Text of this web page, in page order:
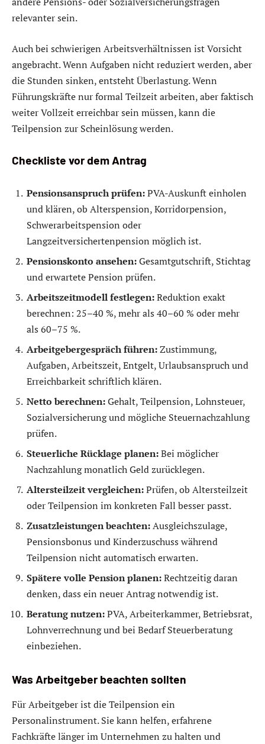
relevanter sein.
Auch bei schwierigen Arbeitsverhältnissen ist Vorsicht
angebracht. Wenn Aufgaben nicht reduziert werden, aber
die Stunden sinken, entsteht Überlastung. Wenn
Führungskräfte nur formal Teilzeit arbeiten, aber faktisch
weiter Vollzeit erreichbar sein müssen, kann die
Teilpension zur Scheinlösung werden.
Checkliste vor dem Antrag
Pensionsanspruch prüfen:PVA-Auskunft einholen
und klären, ob Alterspension, Korridorpension,
Schwerarbeitspension oder
Langzeitversichertenpension möglich ist.
Pensionskonto ansehen:Gesamtgutschrift, Stichtag
und erwartete Pension prüfen.
Arbeitszeitmodell festlegen:Reduktion exakt
berechnen: 25–40 %, mehr als 40–60 % oder mehr
als 60–75 %.
Arbeitgebergespräch führen:Zustimmung,
Aufgaben, Arbeitszeit, Entgelt, Urlaubsanspruch und
Erreichbarkeit schriftlich klären.
Netto berechnen:Gehalt, Teilpension, Lohnsteuer,
Sozialversicherung und mögliche Steuernachzahlung
prüfen.
Steuerliche Rücklage planen:Bei möglicher
Nachzahlung monatlich Geld zurücklegen.
Altersteilzeit vergleichen:Prüfen, ob Altersteilzeit
oder Teilpension im konkreten Fall besser passt.
Zusatzleistungen beachten:Ausgleichszulage,
Pensionsbonus und Kinderzuschuss während
Teilpension nicht automatisch erwarten.
Spätere volle Pension planen:Rechtzeitig daran
denken, dass ein neuer Antrag notwendig ist.
Beratung nutzen:PVA, Arbeiterkammer, Betriebsrat,
Lohnverrechnung und bei Bedarf Steuerberatung
einbeziehen.
Was Arbeitgeber beachten sollten
Für Arbeitgeber ist die Teilpension ein
Personalinstrument. Sie kann helfen, erfahrene
Fachkräfte länger im Unternehmen zu halten und